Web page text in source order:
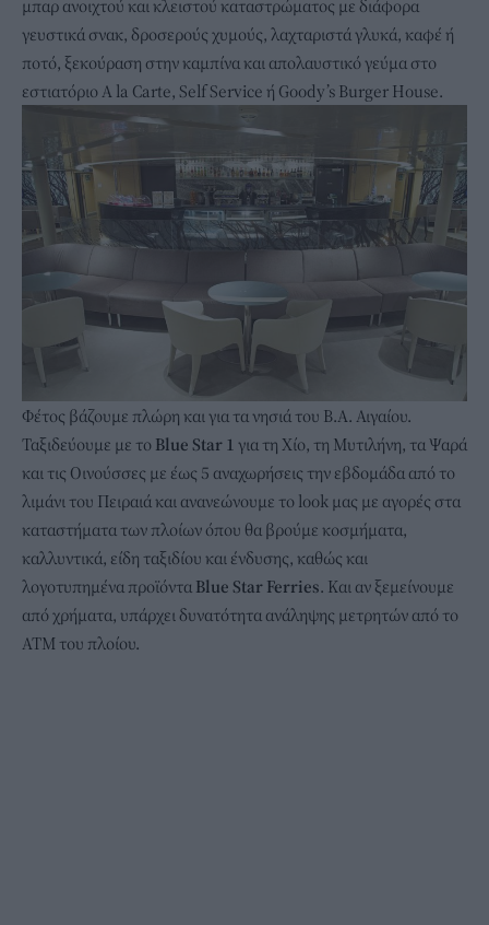
μπαρ ανοιχτού και κλειστού καταστρώματος με διάφορα
γευστικά σνακ, δροσερούς χυμούς, λαχταριστά γλυκά, καφέ ή
ποτό, ξεκούραση στην καμπίνα και απολαυστικό γεύμα στο
εστιατόριο A la Carte, Self Service ή Goody’s Burger House.
Φέτος βάζουμε πλώρη και για τα νησιά του Β.Α. Αιγαίου.
Ταξιδεύουμε με το Blue Star 1 για τη Χίο, τη Μυτιλήνη, τα Ψαρά
και τις Οινούσσες με έως 5 αναχωρήσεις την εβδομάδα από το
λιμάνι του Πειραιά και ανανεώνουμε το look μας με αγορές στα
καταστήματα των πλοίων όπου θα βρούμε κοσμήματα,
καλλυντικά, είδη ταξιδίου και ένδυσης, καθώς και
λογοτυπημένα προϊόντα Blue Star Ferries. Και αν ξεμείνουμε
από χρήματα, υπάρχει δυνατότητα ανάληψης μετρητών από το
ΑΤΜ του πλοίου.